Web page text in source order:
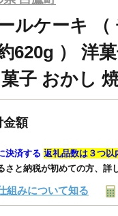
ルケーキ （
620g ） 洋
子 おかし
金額
決済する 返礼品数は３つ以
さと納税が初めての方、詳
組みについて知る